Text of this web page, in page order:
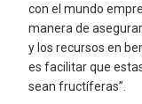
con el mundo
manera de
y los recursos en
es facilitar que
sean fructíferas”.